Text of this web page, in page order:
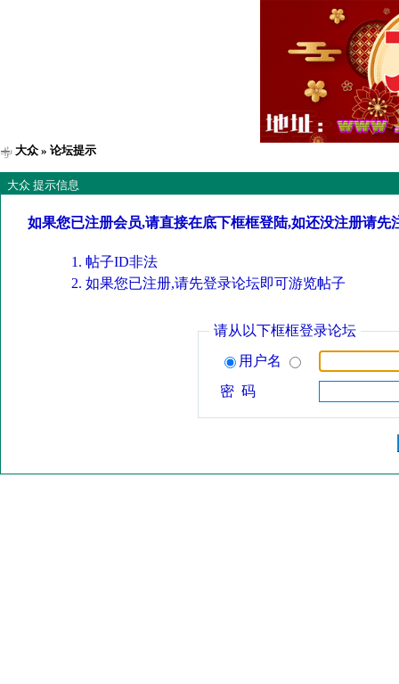
大众 » 论坛提示
大众 提示信息
如果您已注册会员,请直接在底下框框登陆,如还没注册请先
帖子ID非法
如果您已注册,请先登录论坛即可游览帖子
请从以下框框登录论坛
用户名
密 码